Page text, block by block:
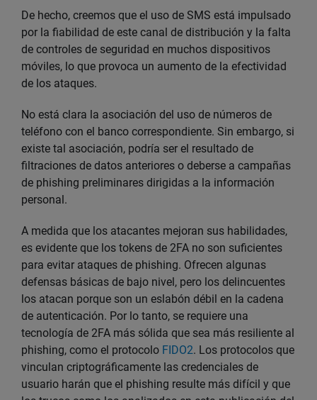
De hecho, creemos que el uso de SMS está impulsado
por la fiabilidad de este canal de distribución y la falta
de controles de seguridad en muchos dispositivos
móviles, lo que provoca un aumento de la efectividad
de los ataques.
No está clara la asociación del uso de números de
teléfono con el banco correspondiente. Sin embargo, si
existe tal asociación, podría ser el resultado de
filtraciones de datos anteriores o deberse a campañas
de phishing preliminares dirigidas a la información
personal.
A medida que los atacantes mejoran sus habilidades,
es evidente que los tokens de 2FA no son suficientes
para evitar ataques de phishing. Ofrecen algunas
defensas básicas de bajo nivel, pero los delincuentes
los atacan porque son un eslabón débil en la cadena
de autenticación. Por lo tanto, se requiere una
tecnología de 2FA más sólida que sea más resiliente al
phishing, como el protocolo FIDO2. Los protocolos que
vinculan criptográficamente las credenciales de
usuario harán que el phishing resulte más difícil y que